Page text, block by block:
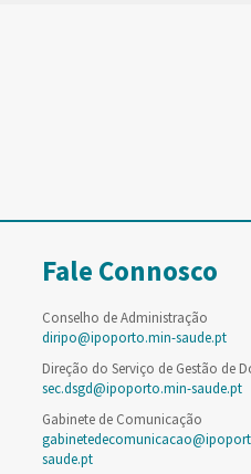
Fale Connosco
Conselho de Administração
diripo@ipoporto.min-saude.pt
Direção do Serviço de Gestão de
sec.dsgd@ipoporto.min-saude.pt
Gabinete de Comunicação
saude.pt